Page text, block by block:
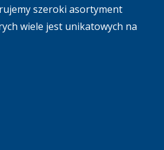
szeroki asortyment
wiele jest unikatowych na